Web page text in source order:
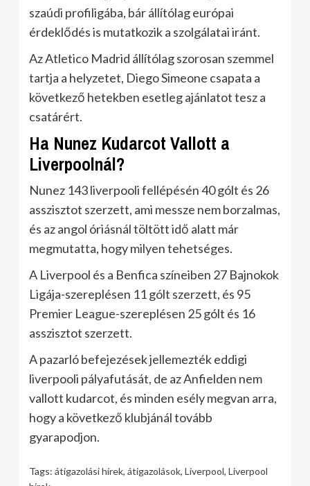
szaúdi profiligába, bár állítólag európai
érdeklődés is mutatkozik a szolgálatai iránt.
Az Atletico Madrid állítólag szorosan szemmel
tartja a helyzetet, Diego Simeone csapata a
következő hetekben esetleg ajánlatot tesz a
csatárért.
Ha Nunez Kudarcot Vallott a
Liverpoolnál?
Nunez 143 liverpooli fellépésén 40 gólt és 26
asszisztot szerzett, ami messze nem borzalmas,
és az angol óriásnál töltött idő alatt már
megmutatta, hogy milyen tehetséges.
A Liverpool és a Benfica színeiben 27 Bajnokok
Ligája-szereplésen 11 gólt szerzett, és 95
Premier League-szereplésen 25 gólt és 16
asszisztot szerzett.
A pazarló befejezések jellemezték eddigi
liverpooli pályafutását, de az Anfielden nem
vallott kudarcot, és minden esély megvan arra,
hogy a következő klubjánál tovább
gyarapodjon.
Tags: átigazolási hírek, átigazolások, Liverpool, Liverpool